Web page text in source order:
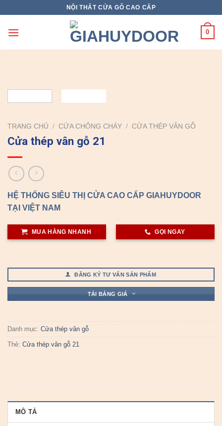
content
NỘI THẤT CỬA GỖ CAO CẤP
0
TRANG CHỦ / CỬA CHỐNG CHÁY / CỬA THÉP VÂN GỖ
Cửa thép vân gỗ 21
HỆ THỐNG SIÊU THỊ CỬA CAO CẤP GIAHUYDOOR
TẠI VIỆT NAM
MUA HÀNG NHANH GỌI NGAY
ĐĂNG KÝ TƯ VẤN SẢN PHẨM
TẢI BẢNG GIÁ
Danh mục: Cửa thép vân gỗ
Thẻ: Cửa thép vân gỗ 21
MÔ TẢ